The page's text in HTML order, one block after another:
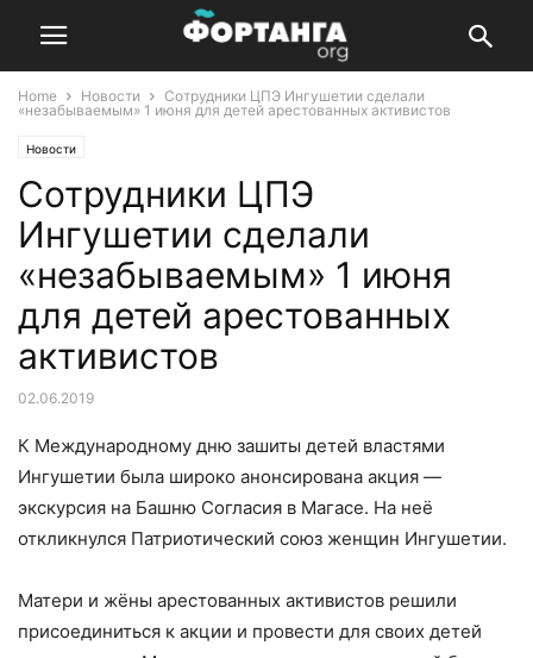
Home Новости
Сотрудники ЦПЭ Ингушетии сделали
«незабываемым» 1 июня для детей арестованных активистов
Новости
Сотрудники ЦПЭ
Ингушетии сделали
«незабываемым» 1 июня
для детей арестованных
активистов
02.06.2019
К Международному дню зашиты детей властями
Ингушетии была широко анонсирована акция —
экскурсия на Башню Согласия в Магасе. На неё
откликнулся Патриотический союз женщин Ингушетии.
Матери и жёны арестованных активистов решили
присоединиться к акции и провести для своих детей